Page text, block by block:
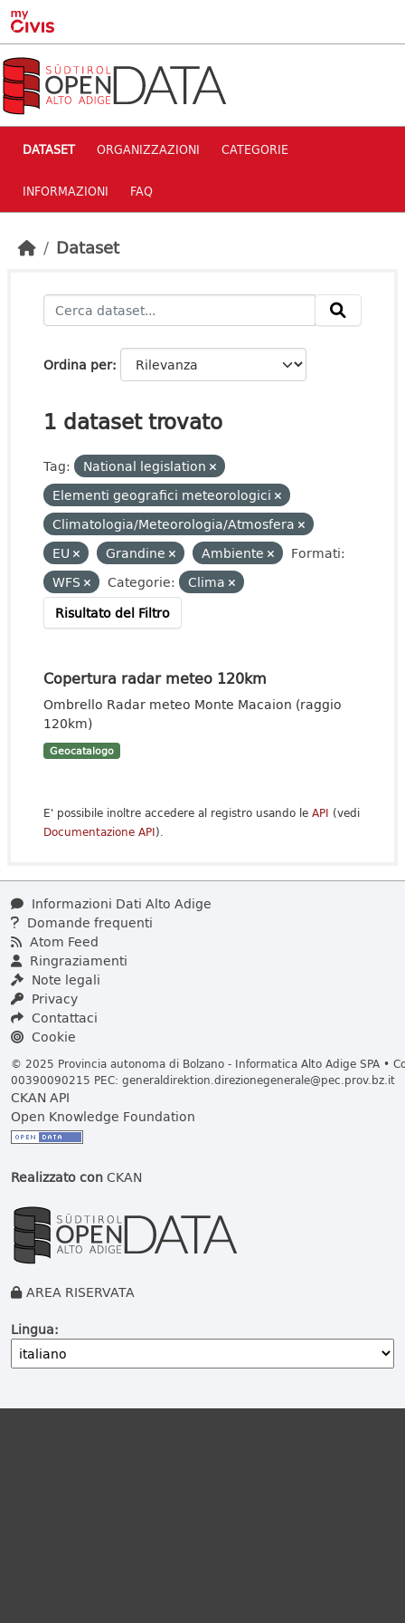
Skip to main content
DATASET ORGANIZZAZIONI CATEGORIE
INFORMAZIONI FAQ
Dataset
Ordina per
1 dataset trovato
Tag:
National legislation
Elementi geografici meteorologici
Climatologia/Meteorologia/Atmosfera
EU
Grandine Ambiente
Formati:
WFS
Categorie:
Clima
Risultato del Filtro
Copertura radar meteo 120km
Ombrello Radar meteo Monte Macaion (raggio
120km)
Geocatalogo
E' possibile inoltre accedere al registro usando le API (vedi
Documentazione API).
Informazioni Dati Alto Adige
Domande frequenti
Atom Feed
Ringraziamenti
Note legali
Privacy
Contattaci
Cookie
© 2025 Provincia autonoma di Bolzano - Informatica Alto Adige SPA •
00390090215 PEC: generaldirektion.direzionegenerale@pec.prov.bz.it
CKAN API
Open Knowledge Foundation
Realizzato conCKAN
AREA RISERVATA
Lingua